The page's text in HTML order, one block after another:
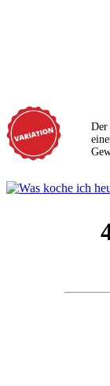
Der